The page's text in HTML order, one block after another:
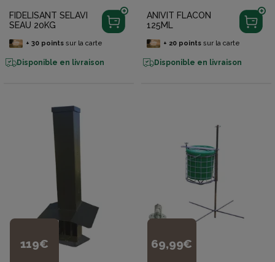
FIDELISANT SELAVI
SEAU 20KG
+ 30pointssur la carte
Disponible en livraison
ANIVIT FLACON
125ML
+ 20pointssur la carte
Disponible en livraison
119€ 69,99€